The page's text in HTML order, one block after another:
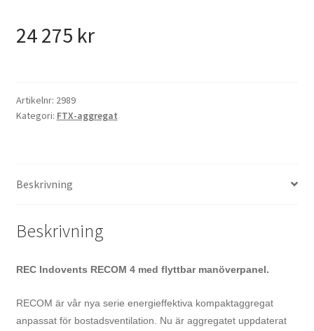
24 275 kr
Artikelnr: 2989
Kategori: FTX-aggregat
Beskrivning
Beskrivning
REC Indovents RECOM 4 med flyttbar manöverpanel.
RECOM är vår nya serie energieffektiva kompaktaggregat
anpassat för bostadsventilation. Nu är aggregatet uppdaterat